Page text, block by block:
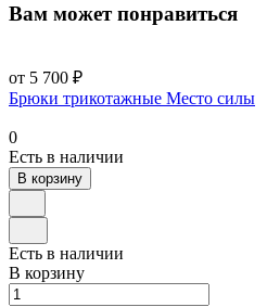
Вам может понравиться
от 5 700 ₽
Брюки трикотажные Место силы
0
Есть в наличии
В корзину
Есть в наличии
В корзину